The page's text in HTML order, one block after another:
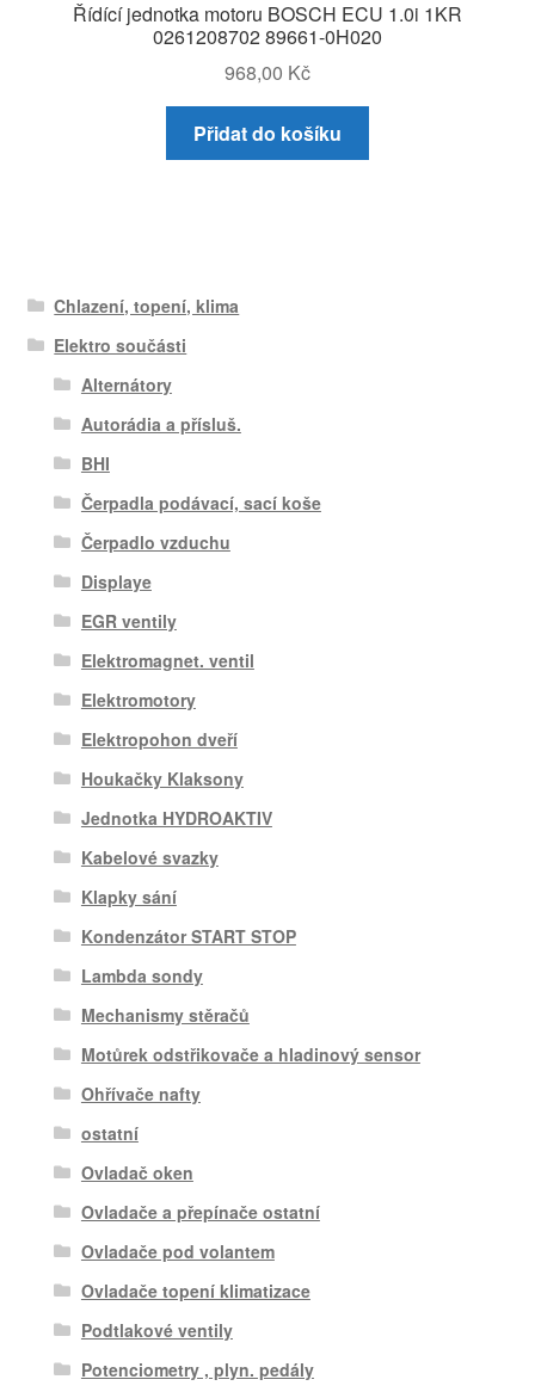
Řídící jednotka motoru BOSCH ECU 1.0i 1KR
0261208702 89661-0H020
968,00 Kč
Přidat do košíku
Chlazení, topení, klima
Elektro součásti
Alternátory
Autorádia a přísluš.
BHI
Čerpadla podávací, sací koše
Čerpadlo vzduchu
Displaye
EGR ventily
Elektromagnet. ventil
Elektromotory
Elektropohon dveří
Houkačky Klaksony
Jednotka HYDROAKTIV
Kabelové svazky
Klapky sání
Kondenzátor START STOP
Lambda sondy
Mechanismy stěračů
Motůrek odstřikovače a hladinový sensor
Ohřívače nafty
ostatní
Ovladač oken
Ovladače a přepínače ostatní
Ovladače pod volantem
Ovladače topení klimatizace
Podtlakové ventily
Potenciometry , plyn. pedály